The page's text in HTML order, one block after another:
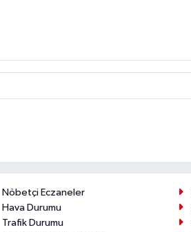
Nöbetçi Eczaneler
Hava Durumu
Trafik Durumu